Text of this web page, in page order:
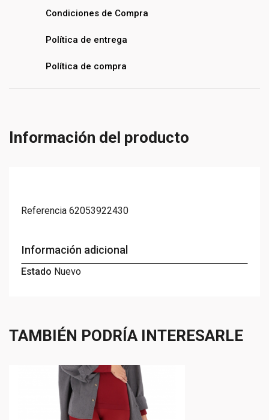
Condiciones de Compra
Política de entrega
Política de compra
Información del producto
Referencia 62053922430
Información adicional
Estado Nuevo
TAMBIÉN PODRÍA INTERESARLE